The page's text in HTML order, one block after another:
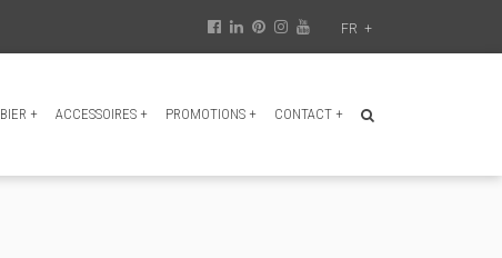
FR +
+ ACCESSOIRES + PROMOTIONS + CONTACT +